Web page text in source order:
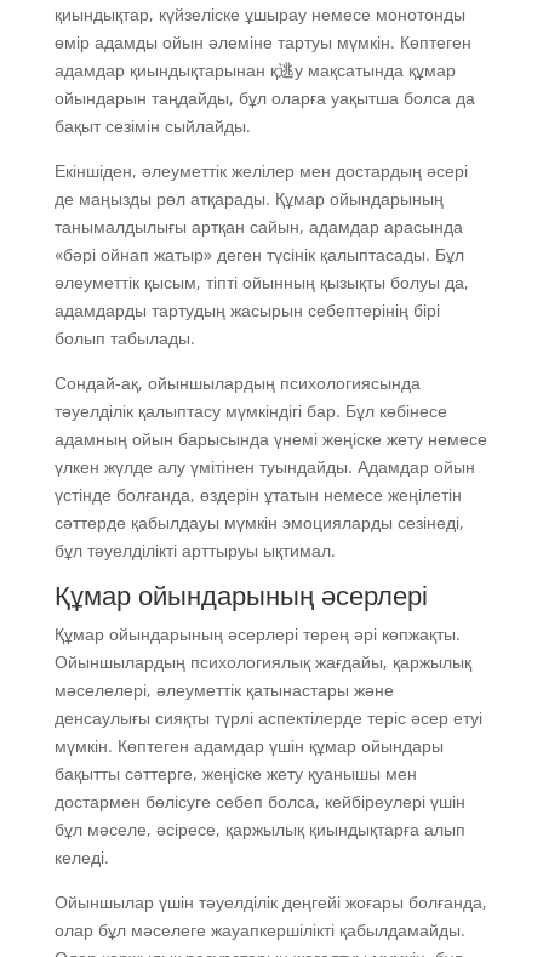
қиындықтар, күйзеліске ұшырау немесе монотонды
өмір адамды ойын әлеміне тартуы мүмкін. Көптеген
адамдар қиындықтарынан қ逃у мақсатында құмар
ойындарын таңдайды, бұл оларға уақытша болса да
бақыт сезімін сыйлайды.
Екіншіден, әлеуметтік желілер мен достардың әсері
де маңызды рөл атқарады. Құмар ойындарының
танымалдылығы артқан сайын, адамдар арасында
«бәрі ойнап жатыр» деген түсінік қалыптасады. Бұл
әлеуметтік қысым, тіпті ойынның қызықты болуы да,
адамдарды тартудың жасырын себептерінің бірі
болып табылады.
Сондай-ақ, ойыншылардың психологиясында
тәуелділік қалыптасу мүмкіндігі бар. Бұл көбінесе
адамның ойын барысында үнемі жеңіске жету немесе
үлкен жүлде алу үмітінен туындайды. Адамдар ойын
үстінде болғанда, өздерін ұтатын немесе жеңілетін
сәттерде қабылдауы мүмкін эмоцияларды сезінеді,
бұл тәуелділікті арттыруы ықтимал.
Құмар ойындарының әсерлері
Құмар ойындарының әсерлері терең әрі көпжақты.
Ойыншылардың психологиялық жағдайы, қаржылық
мәселелері, әлеуметтік қатынастары және
денсаулығы сияқты түрлі аспектілерде теріс әсер етуі
мүмкін. Көптеген адамдар үшін құмар ойындары
бақытты сәттерге, жеңіске жету қуанышы мен
достармен бөлісуге себеп болса, кейбіреулері үшін
бұл мәселе, әсіресе, қаржылық қиындықтарға алып
келеді.
Ойыншылар үшін тәуелділік деңгейі жоғары болғанда,
олар бұл мәселеге жауапкершілікті қабылдамайды.